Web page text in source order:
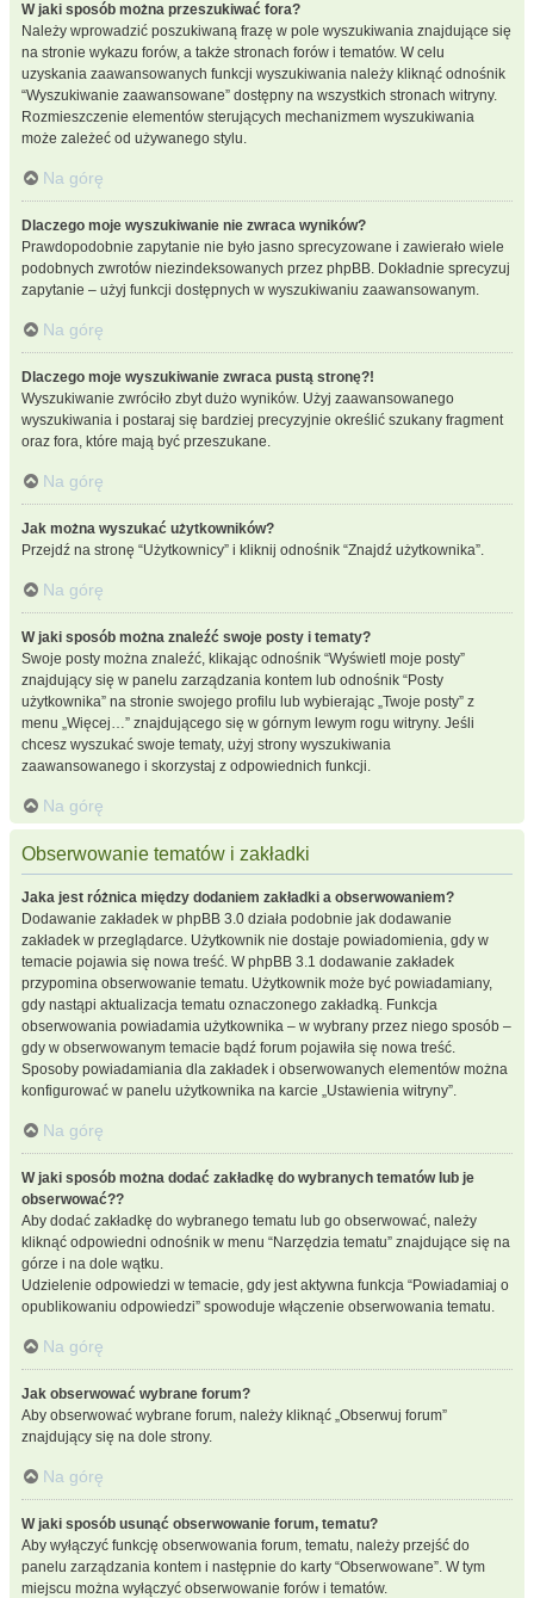
W jaki sposób można przeszukiwać fora?
Należy wprowadzić poszukiwaną frazę w pole wyszukiwania znajdujące się
na stronie wykazu forów, a także stronach forów i tematów. W celu
uzyskania zaawansowanych funkcji wyszukiwania należy kliknąć odnośnik
“Wyszukiwanie zaawansowane” dostępny na wszystkich stronach witryny.
Rozmieszczenie elementów sterujących mechanizmem wyszukiwania
może zależeć od używanego stylu.
Na górę
Dlaczego moje wyszukiwanie nie zwraca wyników?
Prawdopodobnie zapytanie nie było jasno sprecyzowane i zawierało wiele
podobnych zwrotów niezindeksowanych przez phpBB. Dokładnie sprecyzuj
zapytanie – użyj funkcji dostępnych w wyszukiwaniu zaawansowanym.
Na górę
Dlaczego moje wyszukiwanie zwraca pustą stronę?!
Wyszukiwanie zwróciło zbyt dużo wyników. Użyj zaawansowanego
wyszukiwania i postaraj się bardziej precyzyjnie określić szukany fragment
oraz fora, które mają być przeszukane.
Na górę
Jak można wyszukać użytkowników?
Przejdź na stronę “Użytkownicy” i kliknij odnośnik “Znajdź użytkownika”.
Na górę
W jaki sposób można znaleźć swoje posty i tematy?
Swoje posty można znaleźć, klikając odnośnik “Wyświetl moje posty”
znajdujący się w panelu zarządzania kontem lub odnośnik “Posty
użytkownika” na stronie swojego profilu lub wybierając „Twoje posty” z
menu „Więcej…” znajdującego się w górnym lewym rogu witryny. Jeśli
chcesz wyszukać swoje tematy, użyj strony wyszukiwania
zaawansowanego i skorzystaj z odpowiednich funkcji.
Na górę
Obserwowanie tematów i zakładki
Jaka jest różnica między dodaniem zakładki a obserwowaniem?
Dodawanie zakładek w phpBB 3.0 działa podobnie jak dodawanie
zakładek w przeglądarce. Użytkownik nie dostaje powiadomienia, gdy w
temacie pojawia się nowa treść. W phpBB 3.1 dodawanie zakładek
przypomina obserwowanie tematu. Użytkownik może być powiadamiany,
gdy nastąpi aktualizacja tematu oznaczonego zakładką. Funkcja
obserwowania powiadamia użytkownika – w wybrany przez niego sposób –
gdy w obserwowanym temacie bądź forum pojawiła się nowa treść.
Sposoby powiadamiania dla zakładek i obserwowanych elementów można
konfigurować w panelu użytkownika na karcie „Ustawienia witryny”.
Na górę
W jaki sposób można dodać zakładkę do wybranych tematów lub je
obserwować??
Aby dodać zakładkę do wybranego tematu lub go obserwować, należy
kliknąć odpowiedni odnośnik w menu “Narzędzia tematu” znajdujące się na
górze i na dole wątku.
Udzielenie odpowiedzi w temacie, gdy jest aktywna funkcja “Powiadamiaj o
opublikowaniu odpowiedzi” spowoduje włączenie obserwowania tematu.
Na górę
Jak obserwować wybrane forum?
Aby obserwować wybrane forum, należy kliknąć „Obserwuj forum”
znajdujący się na dole strony.
Na górę
W jaki sposób usunąć obserwowanie forum, tematu?
Aby wyłączyć funkcję obserwowania forum, tematu, należy przejść do
panelu zarządzania kontem i następnie do karty “Obserwowane”. W tym
miejscu można wyłączyć obserwowanie forów i tematów.